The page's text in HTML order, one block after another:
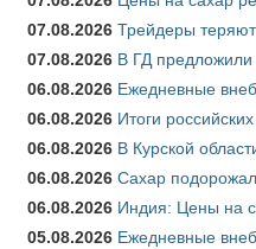
07.08.2026 Трейдеры
07.08.2026 В ГД предложили
06.08.2026 Ежедневные
06.08.2026 Итоги
06.08.2026 В Курской
06.08.2026 Сахар
06.08.2026 Индия: Цены на
05.08.2026 Ежедневные